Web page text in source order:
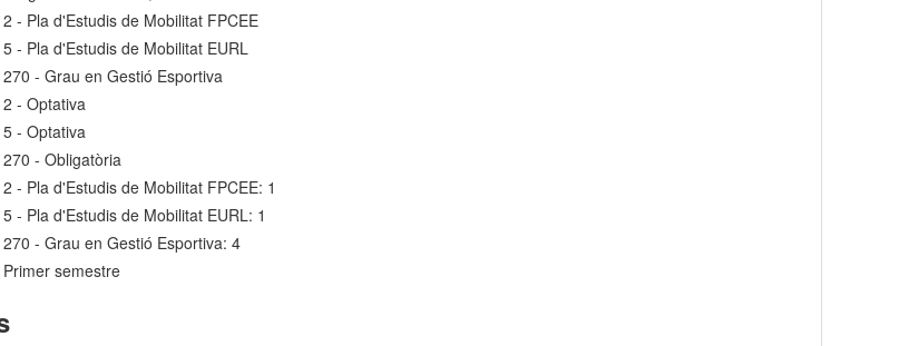
2 - Pla d'Estudis de Mobilitat FPCEE
5 - Pla d'Estudis de Mobilitat EURL
270 - Grau en Gestió Esportiva
2 - Optativa
5 - Optativa
270 - Obligatòria
2 - Pla d'Estudis de Mobilitat FPCEE: 1
5 - Pla d'Estudis de Mobilitat EURL: 1
270 - Grau en Gestió Esportiva: 4
Primer semestre